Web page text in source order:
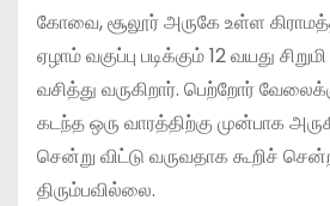
கோவை, சூலூர் அருகே உள்ள
ஏழாம் வகுப்பு படிக்கும் 12 வயது
வசித்து வருகிறார். பெற்றோர்
கடந்த ஒரு வாரத்திற்கு முன்பாக
சென்று விட்டு வருவதாக கூறிச்
திரும்பவில்லை.